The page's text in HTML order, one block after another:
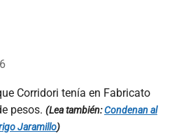
Corridori tenía en Fabricato
pesos. (Lea también:Condenan al
Jaramillo)